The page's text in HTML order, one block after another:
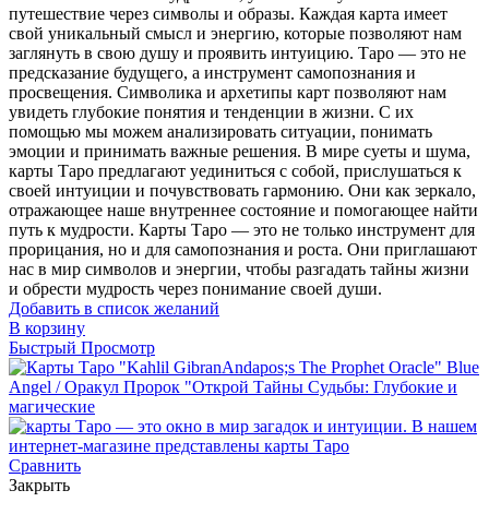
путешествие через символы и образы. Каждая карта имеет
свой уникальный смысл и энергию, которые позволяют нам
заглянуть в свою душу и проявить интуицию. Таро — это не
предсказание будущего, а инструмент самопознания и
просвещения. Символика и архетипы карт позволяют нам
увидеть глубокие понятия и тенденции в жизни. С их
помощью мы можем анализировать ситуации, понимать
эмоции и принимать важные решения. В мире суеты и шума,
карты Таро предлагают уединиться с собой, прислушаться к
своей интуиции и почувствовать гармонию. Они как зеркало,
отражающее наше внутреннее состояние и помогающее найти
путь к мудрости. Карты Таро — это не только инструмент для
прорицания, но и для самопознания и роста. Они приглашают
нас в мир символов и энергии, чтобы разгадать тайны жизни
и обрести мудрость через понимание своей души.
Добавить в список желаний
В корзину
Быстрый Просмотр
Сравнить
Закрыть